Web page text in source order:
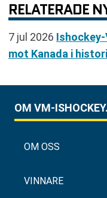
RELATERADE
7 jul 2026 Ishockey-
mot Kanada i
OM VM-
OM OSS
VINNARE